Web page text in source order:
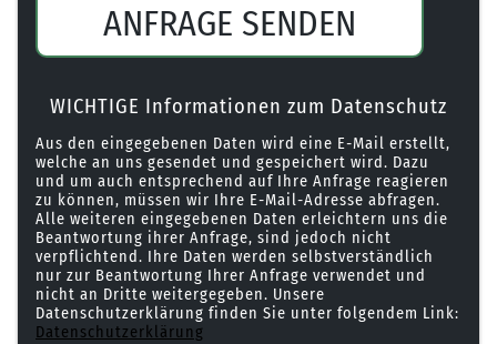
ANFRAGE SENDEN
WICHTIGE Informationen zum Datenschutz
Aus den eingegebenen Daten wird eine E-Mail erstellt,
welche an uns gesendet und gespeichert wird. Dazu
und um auch entsprechend auf Ihre Anfrage reagieren
zu können, müssen wir Ihre E-Mail-Adresse abfragen.
Alle weiteren eingegebenen Daten erleichtern uns die
Beantwortung ihrer Anfrage, sind jedoch nicht
verpflichtend. Ihre Daten werden selbstverständlich
nur zur Beantwortung Ihrer Anfrage verwendet und
nicht an Dritte weitergegeben. Unsere
Datenschutzerklärung finden Sie unter folgendem Link:
Datenschutzerklärung